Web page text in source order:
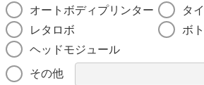
オートボディプリンター
タ
レタロボ
ボ
ヘッドモジュール
その他